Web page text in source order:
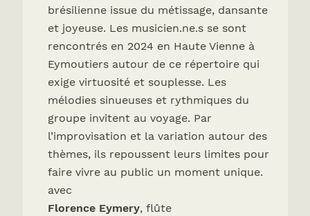
brésilienne issue du métissage, dansante
et joyeuse. Les musicien.ne.s se sont
rencontrés en 2024 en Haute Vienne à
Eymoutiers autour de ce répertoire qui
exige virtuosité et souplesse. Les
mélodies sinueuses et rythmiques du
groupe invitent au voyage. Par
l’improvisation et la variation autour des
thèmes, ils repoussent leurs limites pour
faire vivre au public un moment unique.
avec
Florence Eymery, flûte